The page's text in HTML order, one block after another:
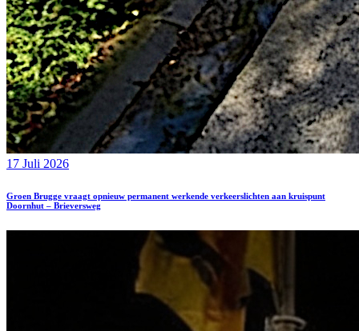
17 Juli 2026
Groen Brugge vraagt opnieuw permanent werkende verkeerslichten aan kruispunt
Doornhut – Brieversweg